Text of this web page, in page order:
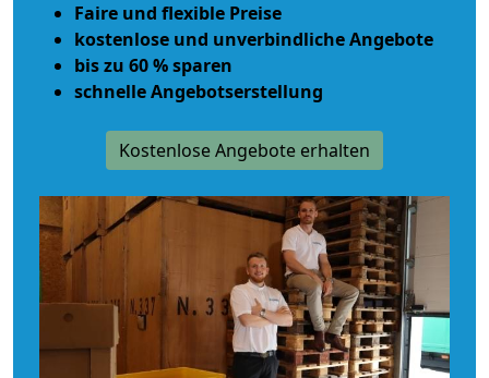
Faire und flexible Preise
kostenlose und unverbindliche Angebote
bis zu 60 % sparen
schnelle Angebotserstellung
Kostenlose Angebote erhalten